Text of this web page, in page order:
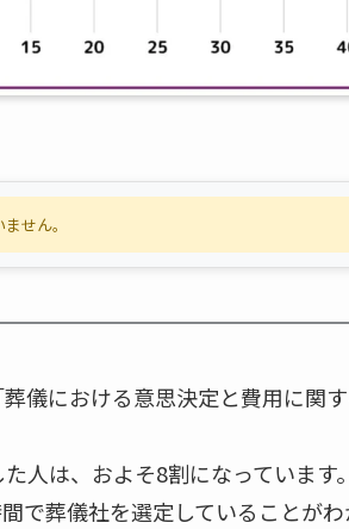
せん。
儀における意思決定と費用に関
人は、およそ8割になっています
で葬儀社を選定していることがわ